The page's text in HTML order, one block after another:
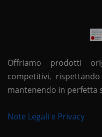
Offriamo prodotti
competitivi,
mantenendo in perfetta
Note Legali e Privacy